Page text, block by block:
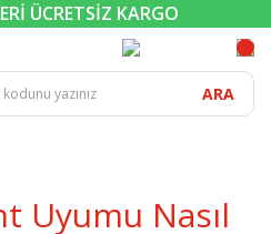
ÜCRETSİZ KARGO
ARA
Uyumu Nasıl